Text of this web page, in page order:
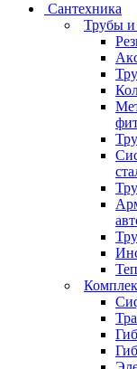
Сантехника
Трубы и